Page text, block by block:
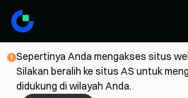
Sepertinya Anda mengakses situs
Silakan beralih ke situs AS untuk
didukung di wilayah Anda.